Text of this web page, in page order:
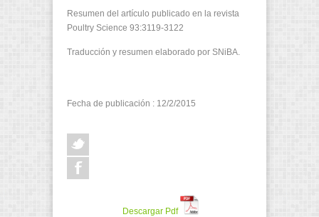
Resumen del artículo publicado en la revista
Poultry Science 93:3119-3122
Traducción y resumen elaborado por SNiBA.
Fecha de publicación : 12/2/2015
Descargar Pdf